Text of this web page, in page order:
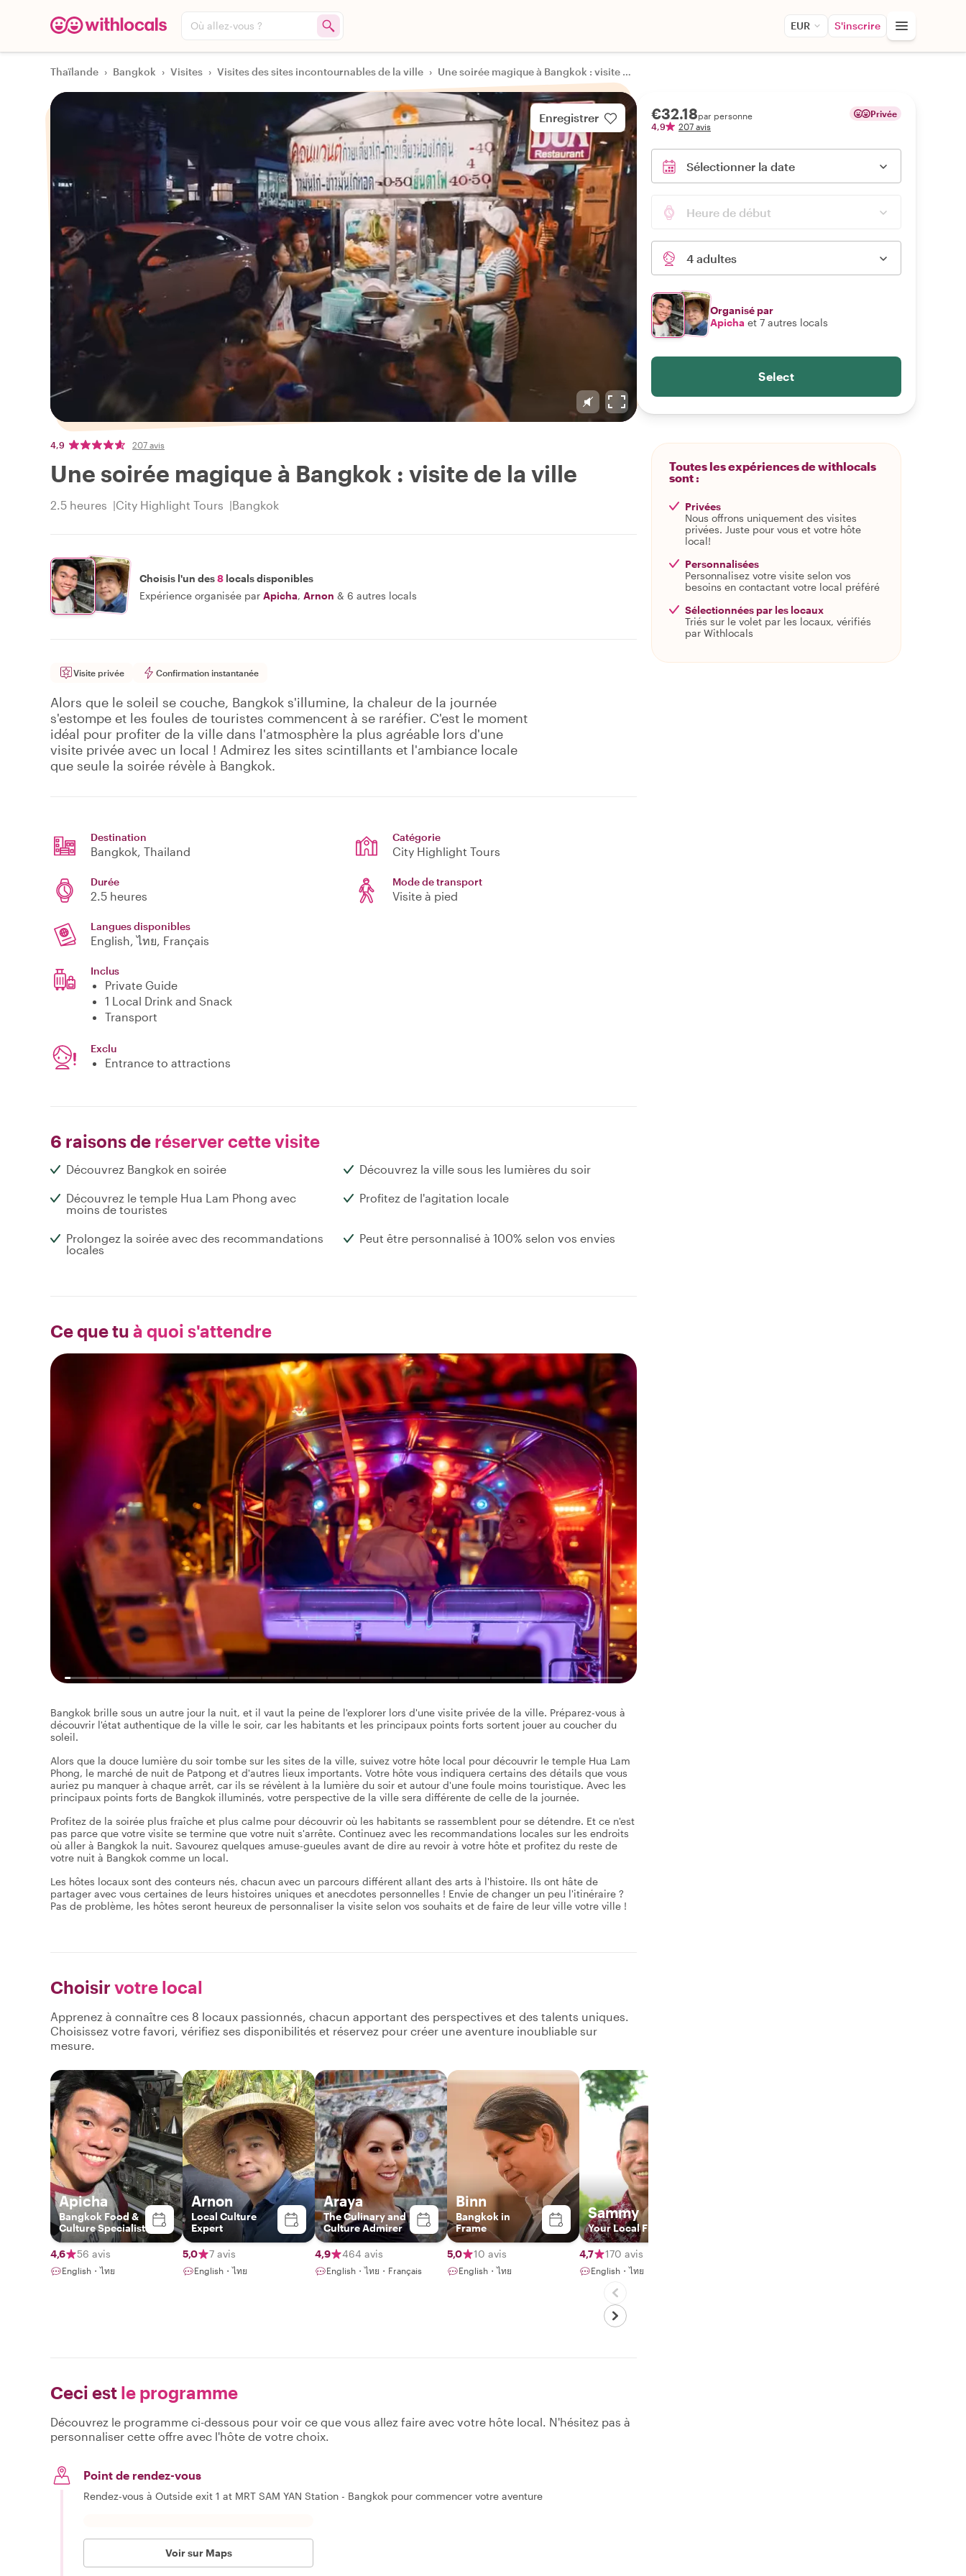
Où allez-vous ? EUR S'inscrire
Thaïlande › Bangkok › Visites › Visites des sites incontournables de la ville › Une soirée magique à Bangkok : visite de la ville
Enregistrer
4,9 207 avis
Une soirée magique à Bangkok : visite de la ville
2.5 heures City Highlight Tours Bangkok
Choisis l'un des8 locals disponibles
Expérience organisée par Apicha, Arnon & 6 autres locals
Visite privée Confirmation instantanée
Alors que le soleil se couche, Bangkok s'illumine, la chaleur de la journée
s'estompe et les foules de touristes commencent à se raréfier. C'est le moment
idéal pour profiter de la ville dans l'atmosphère la plus agréable lors d'une
visite privée avec un local ! Admirez les sites scintillants et l'ambiance locale
que seule la soirée révèle à Bangkok.
Destination
Bangkok, Thailand
Catégorie
City Highlight Tours
Durée
2.5 heures
Mode de transport
Visite à pied
Langues disponibles
English, ไทย, Français
Inclus
Private Guide
1 Local Drink and Snack
Transport
Exclu
Entrance to attractions
6 raisons de réserver cette visite
Découvrez Bangkok en soirée Découvrez la ville sous les lumières du soir
Découvrez le temple Hua Lam Phong avec
moins de touristes
Profitez de l'agitation locale
Prolongez la soirée avec des recommandations
locales
Peut être personnalisé à 100% selon vos envies
Ce que tu à quoi s'attendre
Bangkok brille sous un autre jour la nuit, et il vaut la peine de l'explorer lors d'une visite privée de la ville. Préparez-vous à
découvrir l'état authentique de la ville le soir, car les habitants et les principaux points forts sortent jouer au coucher du
soleil.
Alors que la douce lumière du soir tombe sur les sites de la ville, suivez votre hôte local pour découvrir le temple Hua Lam
Phong, le marché de nuit de Patpong et d'autres lieux importants. Votre hôte vous indiquera certains des détails que vous
auriez pu manquer à chaque arrêt, car ils se révèlent à la lumière du soir et autour d'une foule moins touristique. Avec les
principaux points forts de Bangkok illuminés, votre perspective de la ville sera différente de celle de la journée.
Profitez de la soirée plus fraîche et plus calme pour découvrir où les habitants se rassemblent pour se détendre. Et ce n'est
pas parce que votre visite se termine que votre nuit s'arrête. Continuez avec les recommandations locales sur les endroits
où aller à Bangkok la nuit. Savourez quelques amuse-gueules avant de dire au revoir à votre hôte et profitez du reste de
votre nuit à Bangkok comme un local.
Les hôtes locaux sont des conteurs nés, chacun avec un parcours différent allant des arts à l'histoire. Ils ont hâte de
partager avec vous certaines de leurs histoires uniques et anecdotes personnelles ! Envie de changer un peu l'itinéraire ?
Pas de problème, les hôtes seront heureux de personnaliser la visite selon vos souhaits et de faire de leur ville votre ville !
Choisir votre local
Apprenez à connaître ces 8 locaux passionnés, chacun apportant des perspectives et des talents uniques.
Choisissez votre favori, vérifiez ses disponibilités et réservez pour créer une aventure inoubliable sur
mesure.
Apicha
Bangkok Food &
Culture Specialist
4,6 56 avis
English・ไทย
Arnon
Local Culture
Expert
5,0 7 avis
English・ไทย
Araya
The Culinary and
Culture Admirer
4,9 464 avis
English・ไทย・Français
Binn
Bangkok in
Frame
5,0 10 avis
English・ไทย
Sammy
Your Local Friend
4,7 170 avis
English・ไทย
Ceci est le programme
Découvrez le programme ci-dessous pour voir ce que vous allez faire avec votre hôte local. N'hésitez pas à
personnaliser cette offre avec l'hôte de votre choix.
Point de rendez-vous
Rendez-vous à Outside exit 1 at MRT SAM YAN Station - Bangkok pour commencer votre aventure
Voir sur Maps
€32.18par personne
4,9
207 avis
Privée
Sélectionner la date
Heure de début
4 adultes
Organisé par
Apicha et 7 autres locals
Select
Toutes les expériences de withlocals
sont :
Privées
Nous offrons uniquement des visites
privées. Juste pour vous et votre hôte
local!
Personnalisées
Personnalisez votre visite selon vos
besoins en contactant votre local préféré
Sélectionnées par les locaux
Triés sur le volet par les locaux, vérifiés
par Withlocals